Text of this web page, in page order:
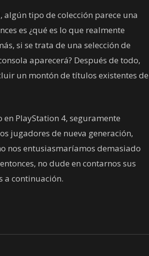
tipo de colección parece una
es ¿qué es lo que realmente
si se trata de una selección de
aparecerá? Después de todo,
un montón de títulos existentes de
PlayStation 4, seguramente
jugadores de nueva generación,
nos entusiasmaríamos demasiado
no dude en contarnos sus
a continuación.